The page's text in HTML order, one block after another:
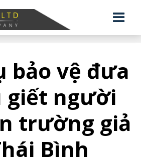
bảo vệ đưa
giết người
trường giả
Bình